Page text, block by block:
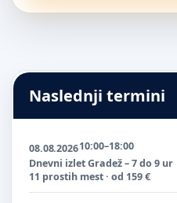
Naslednji termini
08.08.202610:00–18:00
Dnevni izlet Gradež – 7 do 9 ur
11 prostih mest · od 159 €